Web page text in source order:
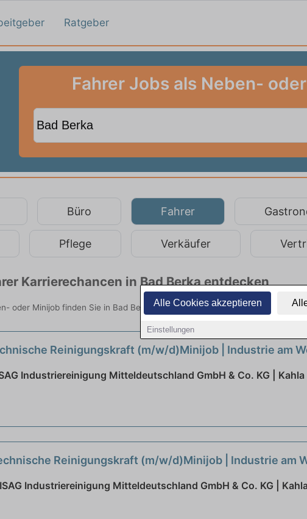
Alle Cookies akzeptieren
Einstellungen
Ratgeber
Fahrer Jobs als Neben-
Büro Fahrer
Pflege Verkäufer
Karrierechancen in Bad Berka entdecken
oder Minijob finden Sie in Bad Berka hier die aktuellsten Angebote.
Reinigungskraft (m/w/d)Minijob | Industrie am
Industriereinigung Mitteldeutschland GmbH & Co. KG | Kahla
Reinigungskraft (m/w/d)Minijob | Industrie am
Industriereinigung Mitteldeutschland GmbH & Co. KG | Kahla